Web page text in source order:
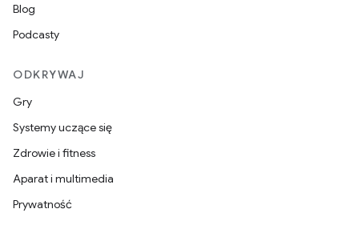
Blog
Podcasty
ODKRYWAJ
Gry
Systemy uczące się
Zdrowie i fitness
Aparat i multimedia
Prywatność